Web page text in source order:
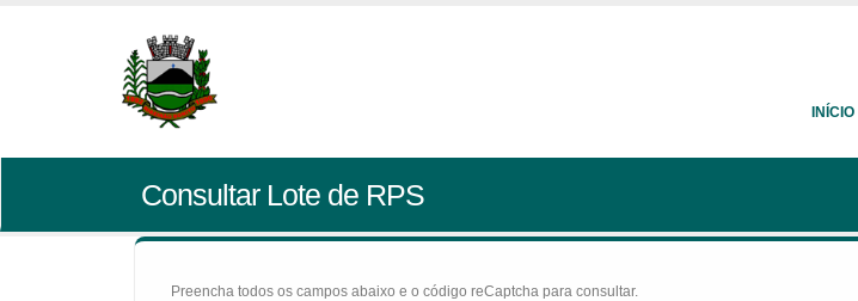
INÍCIO
Consultar Lote de RPS
Preencha todos os campos abaixo e o código reCaptcha para consultar.